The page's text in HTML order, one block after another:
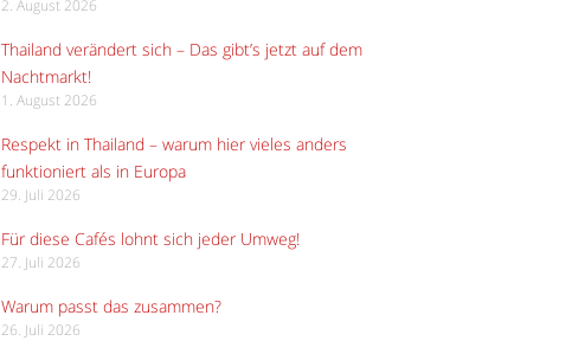
2. August 2026
Thailand verändert sich – Das gibt’s jetzt auf dem
Nachtmarkt!
1. August 2026
Respekt in Thailand – warum hier vieles anders
funktioniert als in Europa
29. Juli 2026
Für diese Cafés lohnt sich jeder Umweg!
27. Juli 2026
Warum passt das zusammen?
26. Juli 2026